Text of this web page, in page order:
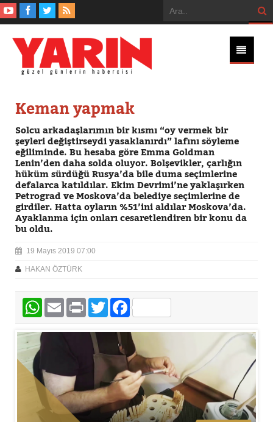
Keman yapmak
Solcu arkadaşlarımın bir kısmı “oy vermek bir
şeyleri değiştirseydi yasaklanırdı” lafını söyleme
eğiliminde. Bu hesaba göre Emma Goldman
Lenin’den daha solda oluyor. Bolşevikler, çarlığın
hüküm sürdüğü Rusya’da bile duma seçimlerine
defalarca katıldılar. Ekim Devrimi’ne yaklaşırken
Petrograd ve Moskova’da belediye seçimlerine de
girdiler. Hatta oyların %51’ini aldılar Moskova’da.
Ayaklanma için onları cesaretlendiren bir konu da
bu oldu.
19 Mayıs 2019 07:00
HAKAN ÖZTÜRK
WhatsApp
EmailPrint TwitterFacebook